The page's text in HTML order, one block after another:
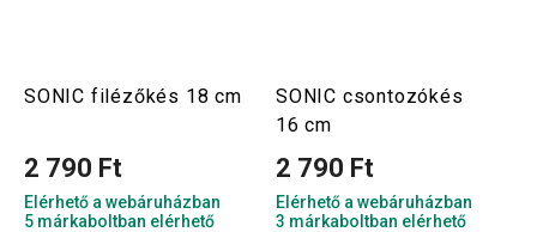
SONIC filézőkés 18 cm
2 790 Ft
Elérhető a webáruházban
5 márkaboltban elérhető
SONIC csontozókés
16 cm
2 790 Ft
Elérhető a webáruházban
3 márkaboltban elérhető